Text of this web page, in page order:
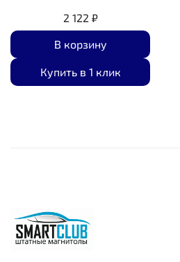
2 122 ₽
В корзину
Купить в 1 клик